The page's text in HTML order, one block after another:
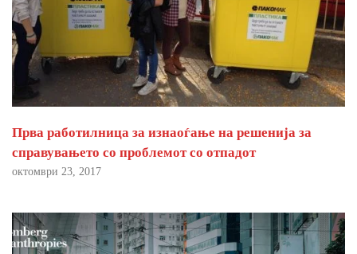
Прва работилница за изнаоѓање на решенија за
справувањето со проблемот со отпадот
октомври 23, 2017